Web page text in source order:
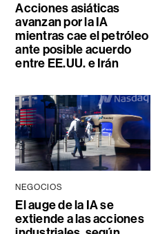
Acciones asiáticas
avanzan por la IA
mientras cae el petróleo
ante posible acuerdo
entre EE.UU. e Irán
NEGOCIOS
El auge de la IA se
extiende a las acciones